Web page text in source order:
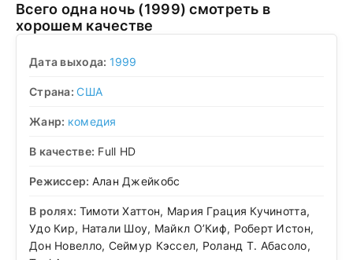
Всего одна ночь (1999) смотреть в
хорошем качестве
Дата выхода: 1999
Страна:США
Жанр: комедия
В качестве: Full HD
Режиссер: Алан Джейкобс
В ролях: Тимоти Хаттон, Мария Грация Кучинотта,
Удо Кир, Натали Шоу, Майкл О’Киф, Роберт Истон,
Дон Новелло, Сеймур Кэссел, Роланд Т. Абасоло,